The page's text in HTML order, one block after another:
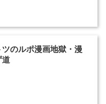
ツのルポ漫画地獄・漫
道